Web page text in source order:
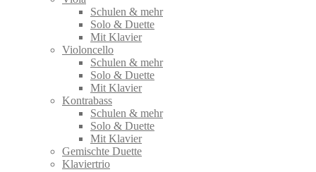
Schulen & mehr
Solo & Duette
Mit Klavier
Violoncello
Schulen & mehr
Solo & Duette
Mit Klavier
Kontrabass
Schulen & mehr
Solo & Duette
Mit Klavier
Gemischte Duette
Klaviertrio